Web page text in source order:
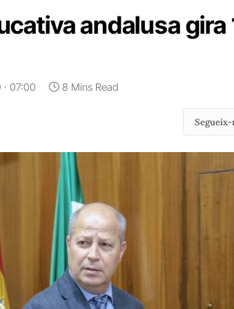
andalusa gira
· 07:00 8 Mins Read
Segueix-